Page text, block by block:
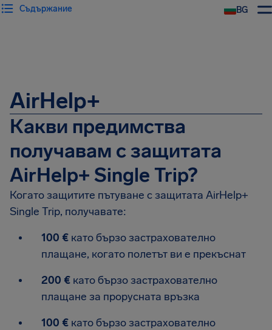
BG
Съдържание
AirHelp+
Какви предимства
получавам с защитата
AirHelp+ Single Trip?
Когато защитите пътуване с защитата AirHelp+
Single Trip, получавате:
100 € като бързо застрахователно
плащане, когато полетът ви е прекъснат
200 € като бързо застрахователно
плащане за прорусната връзка
100 € като бързо застрахователно